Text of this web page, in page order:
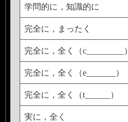
学問的に，知識的に
完全に，まったく
完全に，全く（c_________）
完全に，全く（e_______）
完全に，全く（t______）
実に，全く